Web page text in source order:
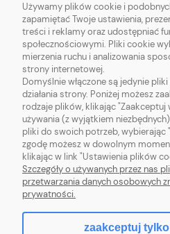
O NAS
OBSŁUGA KLIENTA
POMOC
MOJE KONTO
Używamy plików cookie i
zapamiętać Twoje ustawienia,
treści i reklamy oraz udostępniać
społecznościowymi. Pliki cookie
mierzenia ruchu i analizowania
strony internetowej.
Domyślnie włączone są jedynie
działania strony. Poniżej możesz
rodzaje plików, klikając
używania (z wyjątkiem
pliki do swoich potrzeb, wybierając
zgodę możesz w dowolnym
klikając w link "Ustawienia plików
Szczegóły o używanych przez nas
przetwarzania danych osobowych
prywatności.
zaakceptuj